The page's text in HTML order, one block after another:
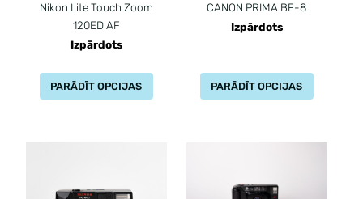
Nikon Lite Touch Zoom
120ED AF
Izpārdots
PARĀDĪT OPCIJAS
CANON PRIMA BF-8
Izpārdots
PARĀDĪT OPCIJAS